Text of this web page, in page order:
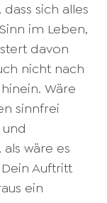
sich alles
im Leben,
davon
nicht nach
Wäre
sinnfrei
wäre es
Auftritt
ein